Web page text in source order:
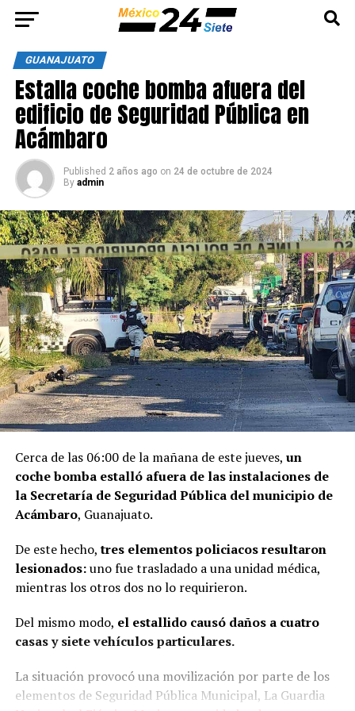
GUANAJUATO
Estalla coche bomba afuera del
edificio de Seguridad Pública en
Acámbaro
Published 2 años ago on 24 de octubre de 2024
By admin
Cerca de las 06:00 de la mañana de este jueves, un
coche bomba estalló afuera de las instalaciones de
la Secretaría de Seguridad Pública del municipio de
Acámbaro, Guanajuato.
De este hecho,tres elementos policiacos resultaron
lesionados:uno fue trasladado a una unidad médica,
mientras los otros dos no lo requirieron.
Del mismo modo, el estallido causó daños a cuatro
casas y siete vehículos particulares.
La situación provocó una movilización por parte de los
elementos de Seguridad Pública Municipal, La Guardia